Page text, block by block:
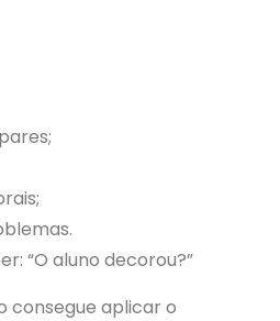
“O aluno decorou?”
consegue aplicar o